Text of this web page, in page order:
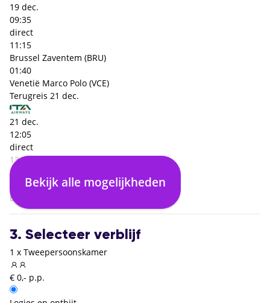
19 dec.
09:35
direct
11:15
Brussel Zaventem (BRU)
01:40
Venetië Marco Polo (VCE)
Terugreis 21 dec.
21 dec.
12:05
direct
13:45
Venetië Marco Polo (VCE)
01:40
Brussel Zaventem (BRU)
Bekijk alle mogelijkheden
3. Selecteer verblijf
1 x Tweepersoonskamer
€ 0,- p.p.